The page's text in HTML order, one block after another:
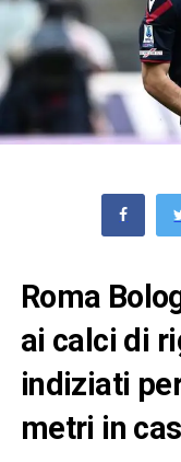
Roma
ai calci di
indiziati
metri in